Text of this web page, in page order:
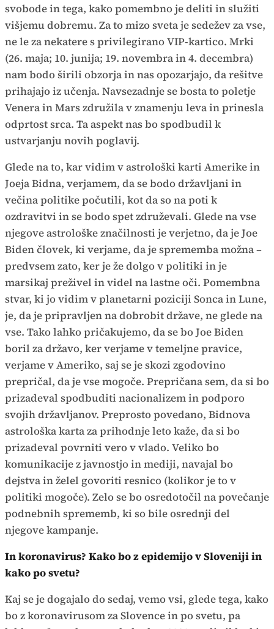
svobode in tega, kako pomembno je deliti in služiti
višjemu dobremu. Za to mizo sveta je sedežev za vse,
ne le za nekatere s privilegirano VIP-kartico. Mrki
(26. maja; 10. junija; 19. novembra in 4. decembra)
nam bodo širili obzorja in nas opozarjajo, da rešitve
prihajajo iz učenja. Navsezadnje se bosta to poletje
Venera in Mars združila v znamenju leva in prinesla
odprtost srca. Ta aspekt nas bo spodbudil k
ustvarjanju novih poglavij.
Glede na to, kar vidim v astrološki karti Amerike in
Joeja Bidna, verjamem, da se bodo državljani in
večina politike počutili, kot da so na poti k
ozdravitvi in se bodo spet združevali. Glede na vse
njegove astrološke značilnosti je verjetno, da je Joe
Biden človek, ki verjame, da je sprememba možna –
predvsem zato, ker je že dolgo v politiki in je
marsikaj preživel in videl na lastne oči. Pomembna
stvar, ki jo vidim v planetarni poziciji Sonca in Lune,
je, da je pripravljen na dobrobit države, ne glede na
vse. Tako lahko pričakujemo, da se bo Joe Biden
boril za državo, ker verjame v temeljne pravice,
verjame v Ameriko, saj se je skozi zgodovino
prepričal, da je vse mogoče. Prepričana sem, da si bo
prizadeval spodbuditi nacionalizem in podporo
svojih državljanov. Preprosto povedano, Bidnova
astrološka karta za prihodnje leto kaže, da si bo
prizadeval povrniti vero v vlado. Veliko bo
komunikacije z javnostjo in mediji, navajal bo
dejstva in želel govoriti resnico (kolikor je to v
politiki mogoče). Zelo se bo osredotočil na povečanje
podnebnih sprememb, ki so bile osrednji del
njegove kampanje.
In koronavirus? Kako bo z epidemijo v Sloveniji in
kako po svetu?
Kaj se je dogajalo do sedaj, vemo vsi, glede tega, kako
bo z koronavirusom za Slovence in po svetu, pa